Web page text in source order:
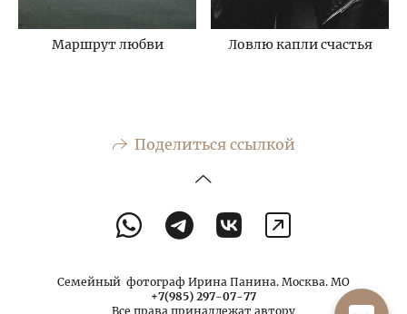
Маршрут любви Ловлю капли счастья
Поделиться ссылкой
Семейный фотограф Ирина Панина. Москва. МО
+7(985) 297-07-77
Все права принадлежат автору